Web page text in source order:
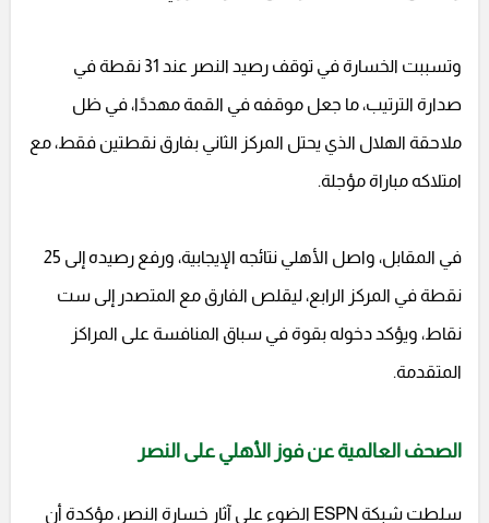
وتسببت الخسارة في توقف رصيد النصر عند 31 نقطة في
صدارة الترتيب، ما جعل موقفه في القمة مهددًا، في ظل
ملاحقة الهلال الذي يحتل المركز الثاني بفارق نقطتين فقط، مع
امتلاكه مباراة مؤجلة.
في المقابل، واصل الأهلي نتائجه الإيجابية، ورفع رصيده إلى 25
نقطة في المركز الرابع، ليقلص الفارق مع المتصدر إلى ست
نقاط، ويؤكد دخوله بقوة في سباق المنافسة على المراكز
المتقدمة.
الصحف العالمية عن فوز الأهلي على النصر
سلطت شبكة ESPN الضوء على آثار خسارة النصر، مؤكدة أن